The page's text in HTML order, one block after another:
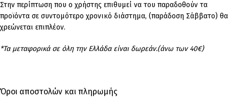
Στην περίπτωση που ο χρήστης επιθυμεί να του παραδοθούν τα
προϊόντα σε συντομότερο χρονικό διάστημα, (παράδοση Σάββατο) θα
χρεώνεται επιπλέον.
*Τα μεταφορικά σε όλη την Ελλάδα είναι δωρεάν.(άνω των 40€)
Όροι αποστολών και πληρωμής